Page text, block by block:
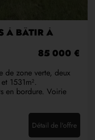
À BÂTIR À
85 000 €
de zone verte, deux
1531m².
en bordure. Voirie
Détail de l'offre